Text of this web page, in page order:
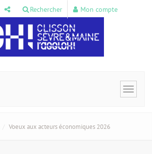
Rechercher Mon compte
Toggle
Voeux aux acteurs économiques 2026
cookies